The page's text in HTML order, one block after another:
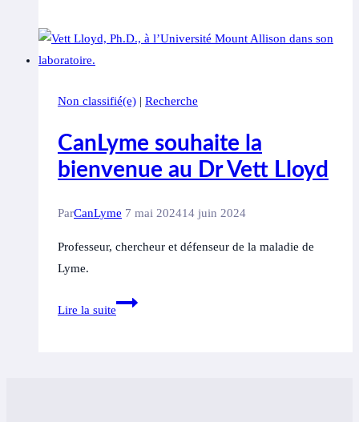
Lyme
à
Mais
un
appareil
presque
Non classifié(e) | Recherche
CanLyme souhaite la
bienvenue au Dr Vett Lloyd
ParCanLyme 7 mai 202414 juin 2024
Professeur, chercheur et défenseur de la maladie de
Lyme.
Lire la suite
CanLyme